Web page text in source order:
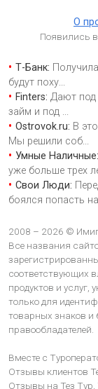
О
Появились
Т-Банк:
будут поху...
Finters: Дают под
займ и под ...
Ostrovok.ru: В
Мы решили соб...
Умные Наличные:
уже больше трех
Свои Люди:
боялся попасть
2008 – 2026 ©
Все названия
соответствующих
продуктов и услуг,
только для
товарных знаков и
правообладателей.
Вместе с
Отзывы клиентов
Отзывы на Тез Тур,